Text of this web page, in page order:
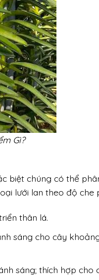
Gì?
biệt chúng có thể
lưới lan theo độ che
thân lá.
sáng cho cây
sáng; thích hợp cho